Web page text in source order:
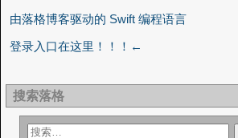
由落格博客驱动的 Swift 编程语言
登录入口在这里！！！←
搜索落格